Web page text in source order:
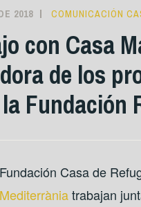
2018 COMUNICACIÓN
con Casa
de los
Fundación
Casa de
trabajan